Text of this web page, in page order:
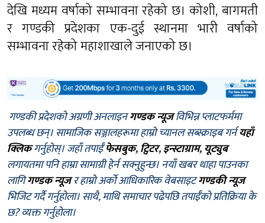
देखि मध्यम वर्षाको सम्भावना रहेको छ। कोशी, बागमती
र गण्डकी प्रदेशका एक-दुई स्थानमा भारी वर्षाको
सम्भावना रहेको महाशाखाले जनाएको छ।
गण्डकी प्रदेशको अग्रणी अनलाइनगण्डक न्यूजविभिन्न प्लाटफर्ममा
उपलब्ध छन्। सामाजिक सञ्जालहरूमा हाम्रो च्यानल सब्स्क्राइब गर्नयहाँ
क्लिकगर्नुहोस्। जहाँ तपाईँफेसबुक,ट्विटर,इन्स्टाग्राम, यूट्युब
लगायतमा पनि हाम्रा सामाग्री हेर्न सक्नुहुन्छ। नयाँ खबर थाहा पाउनका
लागिगण्डक न्यूजर हाम्रो अर्को आधिकारिक वेबसाइटगण्डकी न्यूज
भिजिट गर्दै गर्नुहोला। साथै, माथि समाचार पढेपछि तपाईँको प्रतिक्रिया के
छ? व्यक्त गर्नुहोला।